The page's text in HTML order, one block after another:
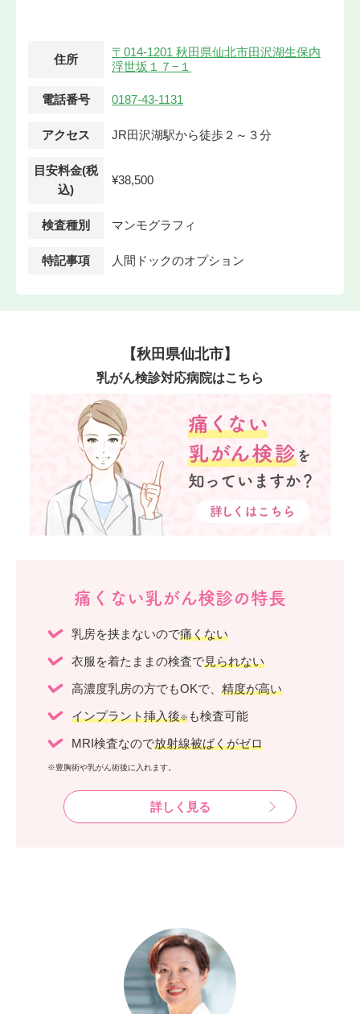
住所
〒014-1201 秋田県仙北市田沢湖生保内
浮世坂１７−１
電話番号 0187-43-1131
アクセス JR田沢湖駅から徒歩２～３分
目安料金(税
込)
¥38,500
検査種別 マンモグラフィ
特記事項 人間ドックのオプション
【秋田県仙北市】
乳がん検診対応病院はこちら
痛くない乳がん検診の特長
乳房を挟まないので痛くない
衣服を着たままの検査で見られない
高濃度乳房の方でもOKで、 精度が高い
インプラント挿入後※ も検査可能
MRI検査なので放射線被ばくがゼロ
※豊胸術や乳がん術後に入れます。
詳しく見る